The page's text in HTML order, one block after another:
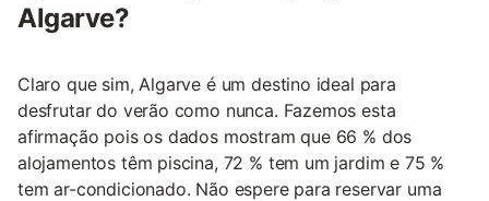
Algarve?
Claro que sim, Algarve é um destino ideal para
desfrutar do verão como nunca. Fazemos esta
afirmação pois os dados mostram que 66 % dos
alojamentos têm piscina, 72 % tem um jardim e 75 %
tem ar-condicionado. Não espere para reservar uma